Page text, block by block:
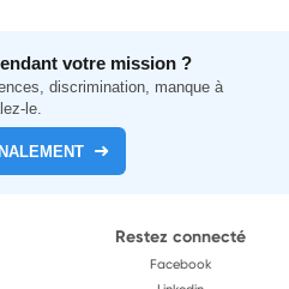
votre mission ?
discrimination, manque à
le.
Restez connecté
Facebook